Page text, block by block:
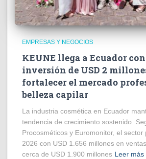
EMPRESAS Y NEGOCIOS
KEUNE llega a Ecuador
inversión de USD 2
fortalecer el mercado
belleza capilar
La industria cosmética en Ecuador
tendencia de crecimiento sostenido.
Procosméticos y Euromonitor, el
2026 con USD 1.656 millones en
cerca de USD 1.900 millones Leer más